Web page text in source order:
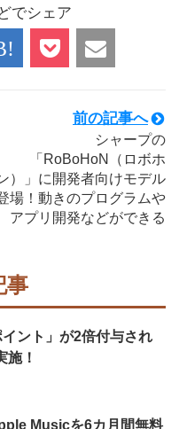
でシェア
前の記事へ
シャープの
「RoBoHoN（ロボホ
）」に開発者向けモデル
場！動きのプログラムや
アプリ開発などができる
事
ント」が2倍付与され
施！
Musicを6カ月間無料